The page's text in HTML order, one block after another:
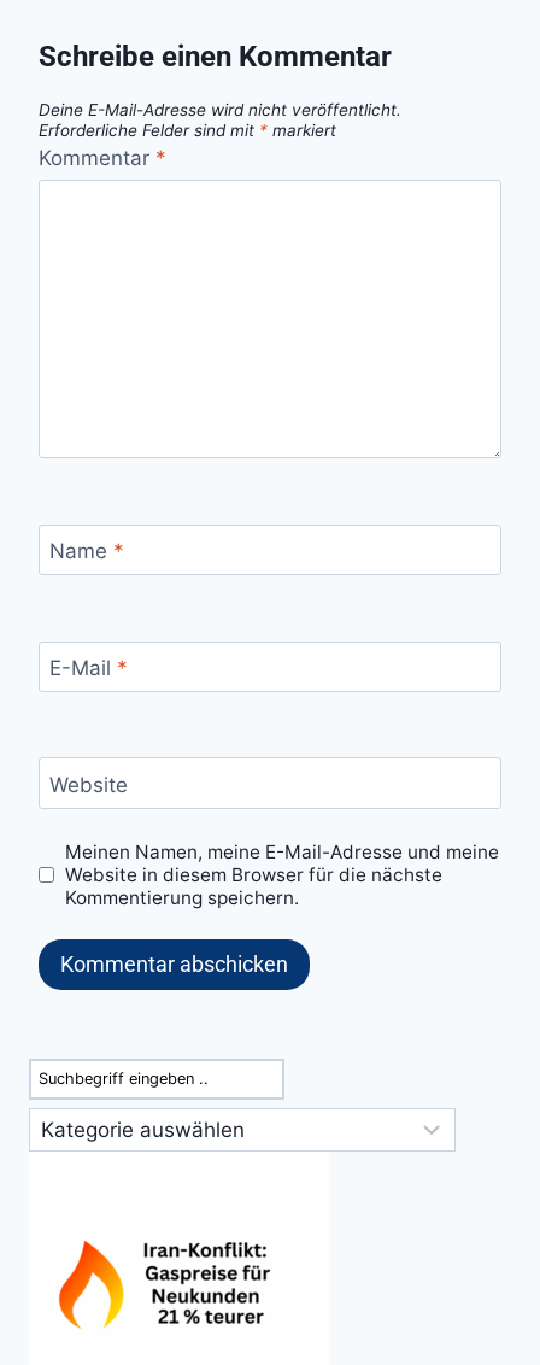
Schreibe einen Kommentar
Deine E-Mail-Adresse wird nicht veröffentlicht.
Erforderliche Felder sind mit * markiert
Kommentar *
Name *
E-Mail *
Website
Meinen Namen, meine E-Mail-Adresse und meine
Website in diesem Browser für die nächste
Kommentierung speichern.
Suchen
Kategorien